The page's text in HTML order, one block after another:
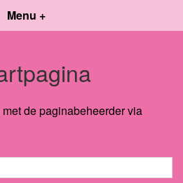
Menu +
de paginabeheerder via